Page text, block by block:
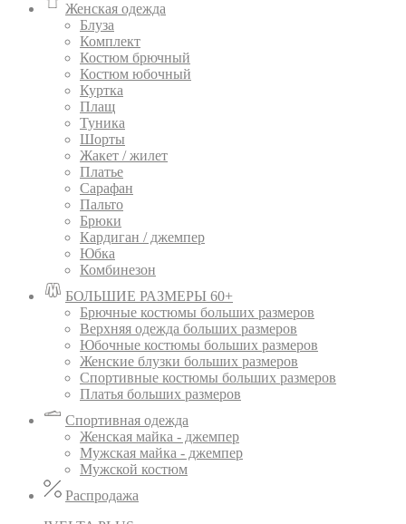
Женская одежда
Блуза
Комплект
Костюм брючный
Костюм юбочный
Куртка
Плащ
Туника
Шорты
Жакет / жилет
Платье
Сарафан
Пальто
Брюки
Кардиган / джемпер
Юбка
Комбинезон
БОЛЬШИЕ РАЗМЕРЫ 60+
Брючные костюмы больших размеров
Верхняя одежда больших размеров
Юбочные костюмы больших размеров
Женские блузки больших размеров
Спортивные костюмы больших размеров
Платья больших размеров
Спортивная одежда
Женская майка - джемпер
Мужская майка - джемпер
Мужской костюм
Распродажа